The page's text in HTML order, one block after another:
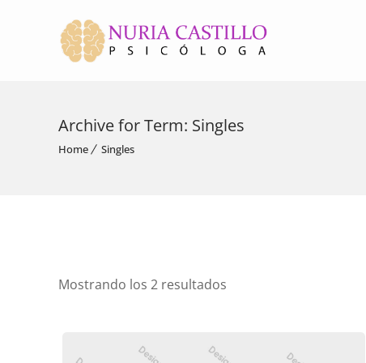
Archive for Term: Singles
Home Singles
Mostrando los 2 resultados